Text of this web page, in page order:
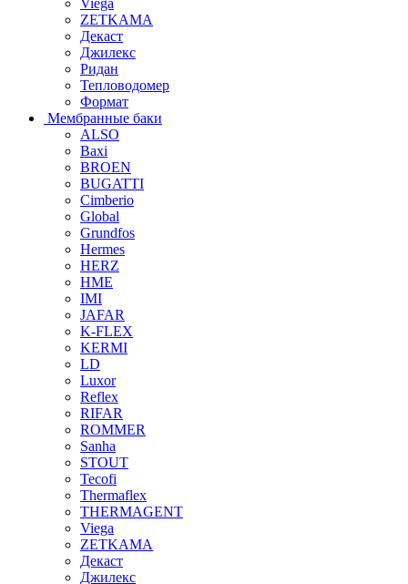
ZETKAMA
Декаст
Джилекс
Ридан
Тепловодомер
Формат
Мембранные баки
ALSO
Baxi
BROEN
BUGATTI
Cimberio
Global
Grundfos
Hermes
HERZ
HME
IMI
JAFAR
K-FLEX
KERMI
LD
Luxor
Reflex
RIFAR
ROMMER
Sanha
STOUT
Tecofi
Thermaflex
THERMAGENT
Viega
ZETKAMA
Декаст
Джилекс